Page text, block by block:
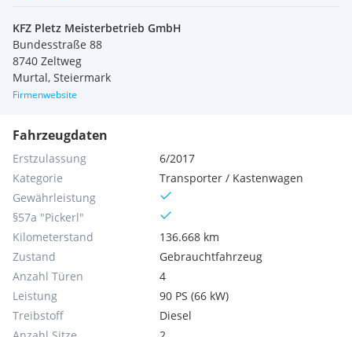
KFZ Pletz Meisterbetrieb GmbH
Bundesstraße 88
8740 Zeltweg
Murtal, Steiermark
Firmenwebsite
Fahrzeugdaten
Erstzulassung
6/2017
Kategorie
Transporter / Kastenwagen
Gewährleistung
§57a "Pickerl"
Kilometerstand
136.668 km
Zustand
Gebrauchtfahrzeug
Anzahl Türen
4
Leistung
90 PS (66 kW)
Treibstoff
Diesel